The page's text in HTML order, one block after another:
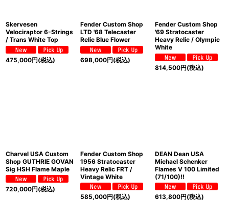
Skervesen
Velociraptor 6-Strings
/ Trans White Top
475,000円(税込)
Fender Custom Shop
LTD '68 Telecaster
Relic Blue Flower
698,000円(税込)
Fender Custom Shop
'69 Stratocaster
Heavy Relic / Olympic
White
814,500円(税込)
Charvel USA Custom
Shop GUTHRIE GOVAN
Sig HSH Flame Maple
720,000円(税込)
Fender Custom Shop
1956 Stratocaster
Heavy Relic FRT /
Vintage White
585,000円(税込)
DEAN Dean USA
Michael Schenker
Flames V 100 Limited
(71/100)!!
613,800円(税込)